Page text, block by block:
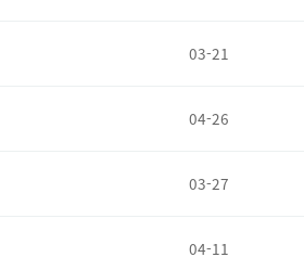
03-21
04-26
03-27
04-11